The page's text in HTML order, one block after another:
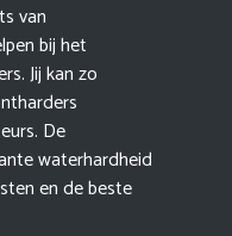
van
bij het
Jij kan zo
De
waterhardheid
en de beste